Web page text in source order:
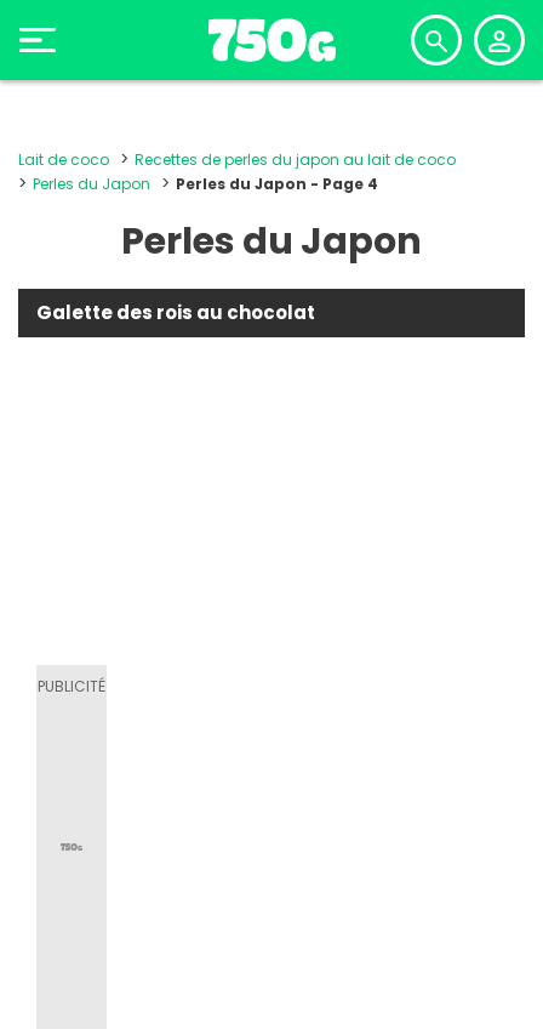
Lait de coco
Recettes de perles du japon au lait de coco
Perles du Japon
Perles du Japon - Page 4
Perles du Japon
Galette des rois au chocolat